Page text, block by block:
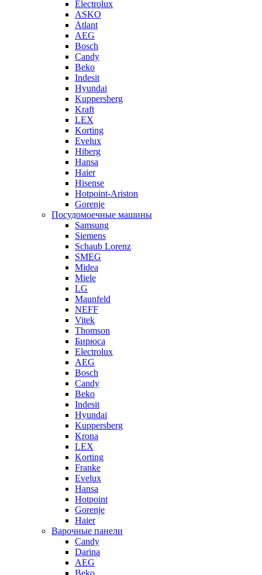
Electrolux
ASKO
Atlant
AEG
Bosch
Candy
Beko
Indesit
Hyundai
Kuppersberg
Kraft
LEX
Korting
Evelux
Hiberg
Hansa
Haier
Hisense
Hotpoint-Ariston
Gorenje
Посудомоечные машины
Samsung
Siemens
Schaub Lorenz
SMEG
Midea
Miele
LG
Maunfeld
NEFF
Vitek
Thomson
Бирюса
Electrolux
AEG
Bosch
Candy
Beko
Indesit
Hyundai
Kuppersberg
Krona
LEX
Korting
Franke
Evelux
Hansa
Hotpoint
Gorenje
Haier
Варочные панели
Candy
Darina
AEG